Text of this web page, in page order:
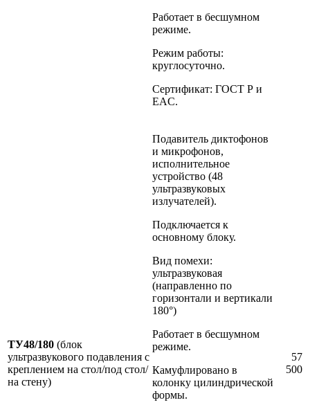
Работает в бесшумном
режиме.
Режим работы:
круглосуточно.
Сертификат: ГОСТ Р и
EAC.
ТУ48/180 (блок
ультразвукового подавления с
креплением на стол/под стол/
на стену)
Подавитель диктофонов
и микрофонов,
исполнительное
устройство (48
ультразвуковых
излучателей).
Подключается к
основному блоку.
Вид помехи:
ультразвуковая
(направленно по
горизонтали и вертикали
180°)
Работает в бесшумном
режиме.
Камуфлировано в
колонку цилиндрической
формы.
57
500